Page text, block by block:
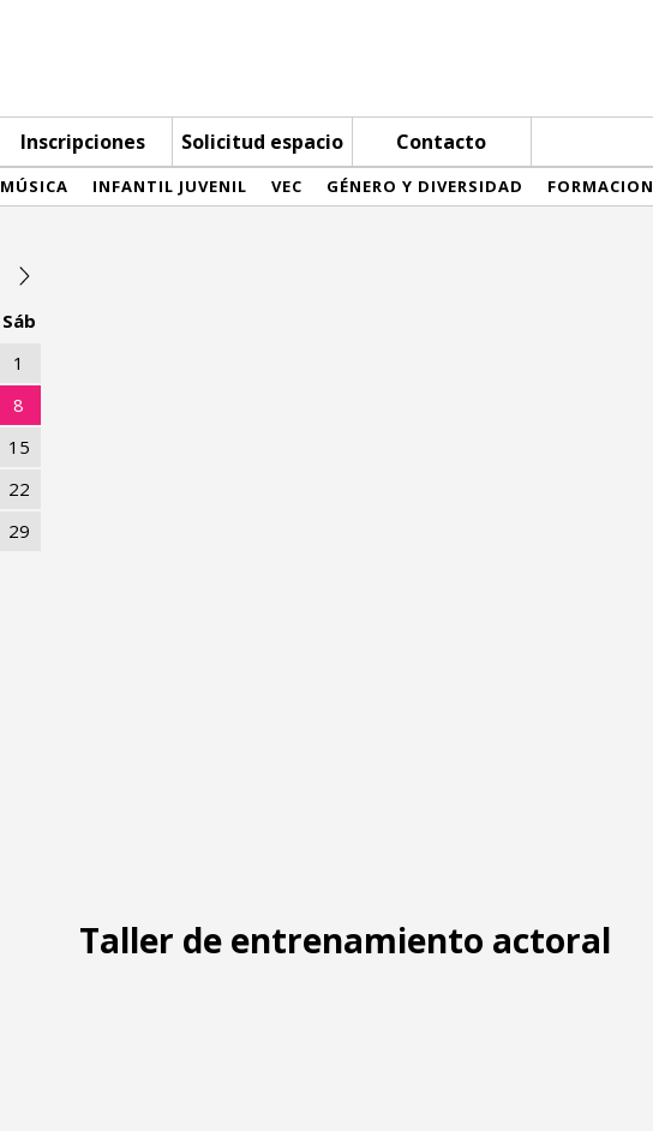
Inscripciones Solicitud espacio Contacto
MÚSICA INFANTIL JUVENIL VEC GÉNERO Y DIVERSIDAD FORMACION
Sáb
1
8
15
22
29
Taller de entrenamiento actoral